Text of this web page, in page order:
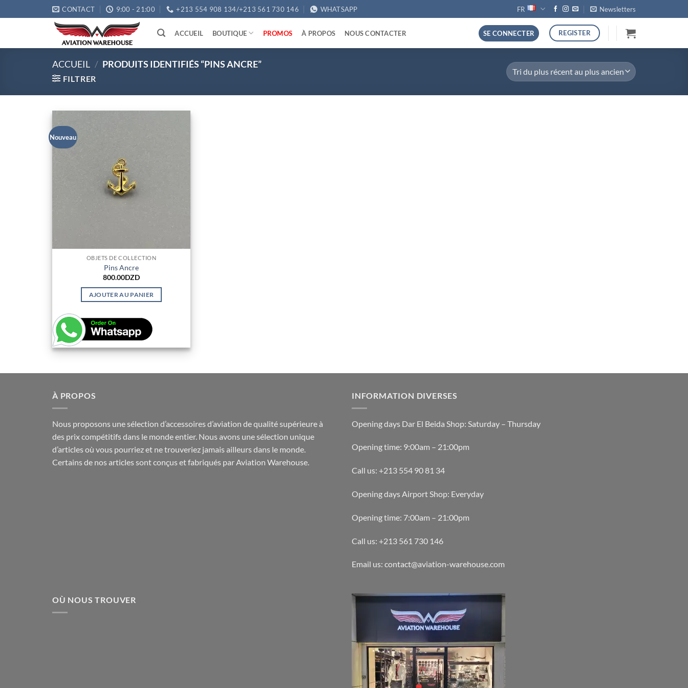
au
CONTACT 9:00 - 21:00 +213 554 908 134/+213 561 730 146 WHATSAPP FR Newsletters
ACCUEIL BOUTIQUE PROMOS À PROPOS NOUS CONTACTER SE CONNECTER REGISTER
ACCUEIL / PRODUITS IDENTIFIÉS “PINS ANCRE”
FILTRER
Nouveau
OBJETS DE COLLECTION
Pins Ancre
800.00DZD
AJOUTER AU PANIER
À PROPOS
Nous proposons une sélection d’accessoires d’aviation de qualité supérieure à
des prix compétitifs dans le monde entier. Nous avons une sélection unique
d’articles où vous pourriez et ne trouveriez jamais ailleurs dans le monde.
Certains de nos articles sont conçus et fabriqués par Aviation Warehouse.
INFORMATION DIVERSES
Opening days Dar El Beida Shop: Saturday – Thursday
Opening time: 9:00am – 21:00pm
Call us: +213 554 90 81 34
Opening days Airport Shop: Everyday
Opening time: 7:00am – 21:00pm
Call us: +213 561 730 146
Email us: contact@aviation-warehouse.com
OÙ NOUS TROUVER